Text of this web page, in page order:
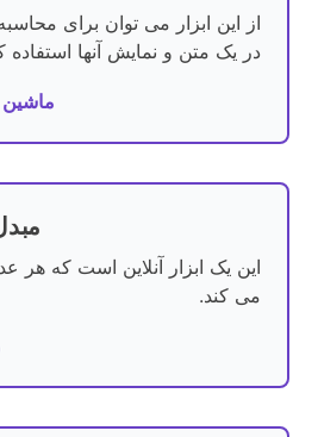
از این ابزار می توان برای
در یک متن و نمایش آنها استفاده
این یک ابزار آنلاین است که هر
می کند.